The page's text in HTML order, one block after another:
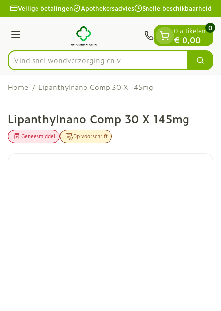
Ga naar de inhoud
1 van 1
Veilige betalingen Apothekersadvies Snelle beschikbaarheid
Menu
Product, merk, categorie...
Vind snel wondverzor Zoek
0 artikelen
€ 0,00
0
Home / Lipanthylnano Comp 30 X 145mg
Lipanthylnano Comp 30 X 145mg
Op voorschrift
Geneesmiddel